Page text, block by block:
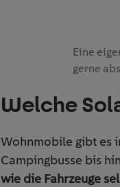
Eine
gerne
Welche
Wohnmobile gibt es
Campingbusse bis
wie die Fahrzeuge